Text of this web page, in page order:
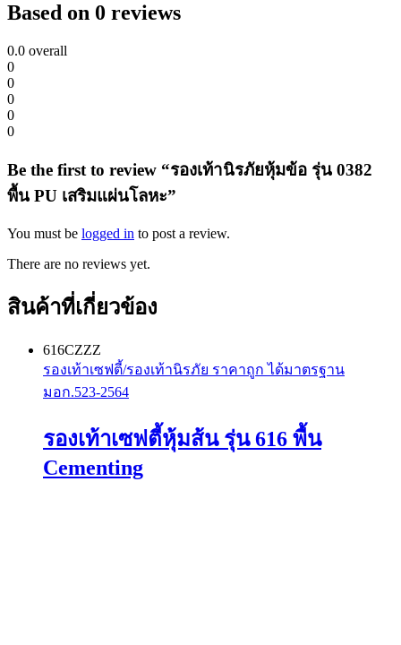
Based on 0 reviews
0.0 overall
0
0
0
0
0
Be the first to review “รองเท้านิรภัยหุ้มข้อ รุ่น 0382
พื้น PU เสริมแผ่นโลหะ”
You must be logged in to post a review.
There are no reviews yet.
สินค้าที่เกี่ยวข้อง
616CZZZ
รองเท้าเซฟตี้/รองเท้านิรภัย ราคาถูก ได้มาตรฐาน
มอก.523-2564
รองเท้าเซฟตี้หุ้มส้น รุ่น 616 พื้น
Cementing